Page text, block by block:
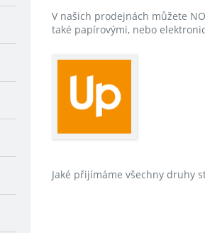
V našich prodejnách můžete
také papírovými, nebo
Jaké přijímáme všechny druhy